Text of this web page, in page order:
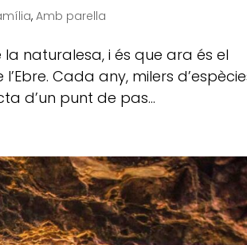
,Amb parella
naturalesa, i és que ara és el
Cada any, milers
d’un punt de pas...